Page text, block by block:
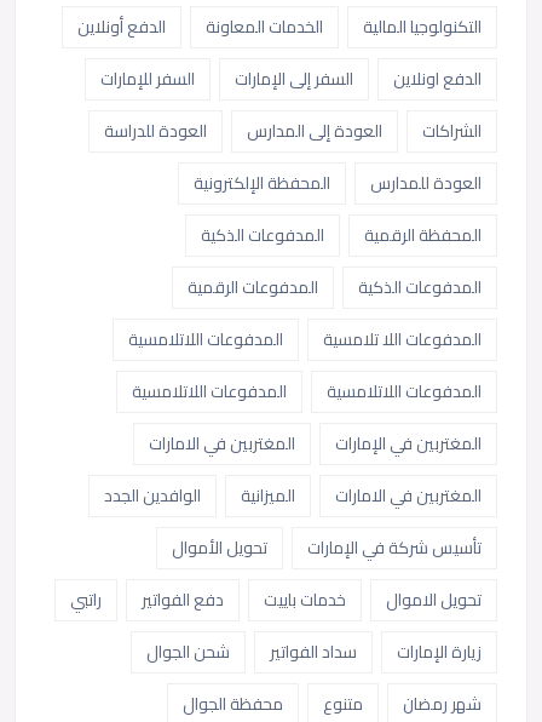
التكنولوجيا المالية
الخدمات المعاونة
الدفع أونلاين
الدفع اونلاين
السفر إلى الإمارات
السفر للإمارات
الشراكات
العودة إلى المدارس
العودة للدراسة
العودة للمدارس
المحفظة الإلكترونية
المحفظة الرقمية
المدفوعات الذكية
المدفوعات الذكية
المدفوعات الرقمية
المدفوعات اللا تلامسية
المدفوعات اللاتلامسية
المدفوعات اللاتلامسية
المدفوعات اللاتلامسية
المغتربين في الإمارات
المغتربين في الامارات
المغتربين في الامارات
الميزانية
الوافدين الجدد
تأسيس شركة في الإمارات
تحويل الأموال
تحويل الاموال
خدمات باييت دفع الفواتير
راتبي
زيارة الإمارات
سداد الفواتير
شحن الجوال
شهر رمضان
متنوع
محفظة الجوال